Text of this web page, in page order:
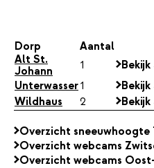
Dorp
Aantal
Alt St.
Johann
1
Unterwasser1
Wildhaus
2
Overzicht sneeuwhoogte
Overzicht webcams
Overzicht webcams